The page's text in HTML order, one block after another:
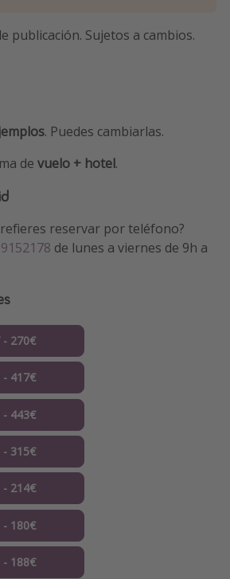
publicación. Sujetos a cambios.
. Puedes cambiarlas.
de vuelo + hotel.
reservar por teléfono?
de lunes a viernes de 9h a
- 270€
- 417€
- 443€
- 315€
- 214€
- 180€
- 188€